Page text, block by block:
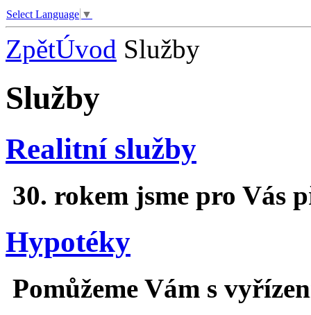
Select Language ▼
ZpětÚvod Služby
Služby
Realitní služby
30. rokem jsme pro Vás
Hypotéky
Pomůžeme Vám s